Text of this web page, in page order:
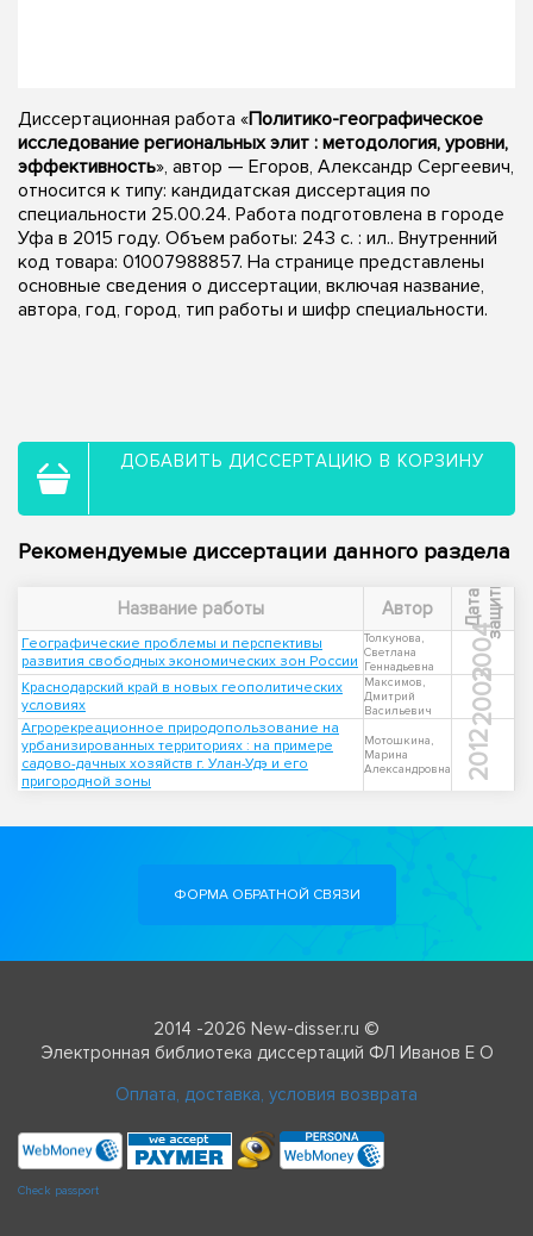
Диссертационная работа «Политико-географическое
исследование региональных элит : методология, уровни,
эффективность», автор — Егоров, Александр Сергеевич,
относится к типу: кандидатская диссертация по
специальности 25.00.24. Работа подготовлена в городе
Уфа в 2015 году. Объем работы: 243 с. : ил.. Внутренний
код товара: 01007988857. На странице представлены
основные сведения о диссертации, включая название,
автора, год, город, тип работы и шифр специальности.
ДОБАВИТЬ ДИССЕРТАЦИЮ В КОРЗИНУ
Рекомендуемые диссертации данного раздела
Название работы Автор Д
а
т
а
з
а
щ
и
ты
Географические проблемы и перспективы
развития свободных экономических зон России
Толкунова,
Светлана
Геннадьевна
2004
Краснодарский край в новых геополитических
условиях
Максимов,
Дмитрий
Васильевич
2003
Агрорекреационное природопользование на
урбанизированных территориях : на примере
садово-дачных хозяйств г. Улан-Удэ и его
пригородной зоны
Мотошкина,
Марина
Александровна
2012
ФОРМА ОБРАТНОЙ СВЯЗИ
2014 -2026 New-disser.ru ©
Электронная библиотека диссертаций ФЛ Иванов Е О
Оплата, доставка, условия возврата
Check passport